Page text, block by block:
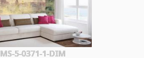
MS-5-0371-1-DIM